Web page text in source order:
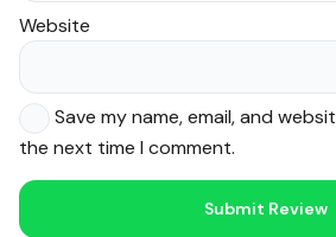
Website
Save my name, email, and
the next time I comment.